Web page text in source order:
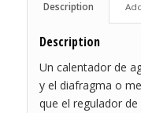
Description
Description
Un calentador de
y el diafragma o
que el regulador